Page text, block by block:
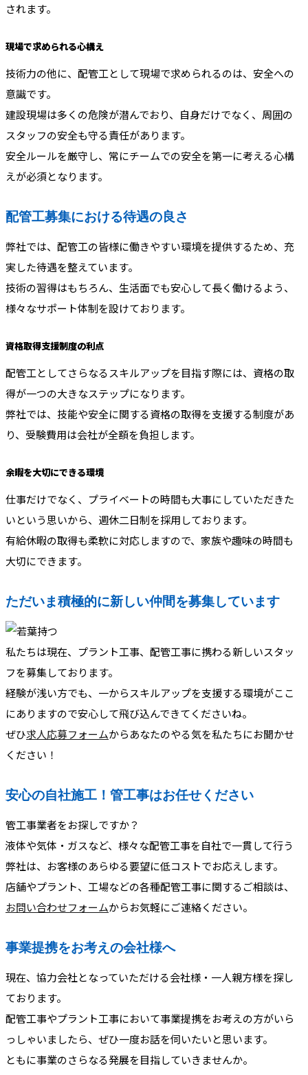
されます。
現場で求められる心構え
技術力の他に、配管工として現場で求められるのは、安全への
意識です。
建設現場は多くの危険が潜んでおり、自身だけでなく、周囲の
スタッフの安全も守る責任があります。
安全ルールを厳守し、常にチームでの安全を第一に考える心構
えが必須となります。
配管工募集における待遇の良さ
弊社では、配管工の皆様に働きやすい環境を提供するため、充
実した待遇を整えています。
技術の習得はもちろん、生活面でも安心して長く働けるよう、
様々なサポート体制を設けております。
資格取得支援制度の利点
配管工としてさらなるスキルアップを目指す際には、資格の取
得が一つの大きなステップになります。
弊社では、技能や安全に関する資格の取得を支援する制度があ
り、受験費用は会社が全額を負担します。
余暇を大切にできる環境
仕事だけでなく、プライベートの時間も大事にしていただきた
いという思いから、週休二日制を採用しております。
有給休暇の取得も柔軟に対応しますので、家族や趣味の時間も
大切にできます。
ただいま積極的に新しい仲間を募集しています
私たちは現在、プラント工事、配管工事に携わる新しいスタッ
フを募集しております。
経験が浅い方でも、一からスキルアップを支援する環境がここ
にありますので安心して飛び込んできてくださいね。
ぜひ求人応募フォームからあなたのやる気を私たちにお聞かせ
ください！
安心の自社施工！管工事はお任せください
管工事業者をお探しですか？
液体や気体・ガスなど、様々な配管工事を自社で一貫して行う
弊社は、お客様のあらゆる要望に低コストでお応えします。
店舗やプラント、工場などの各種配管工事に関するご相談は、
お問い合わせフォームからお気軽にご連絡ください。
事業提携をお考えの会社様へ
現在、協力会社となっていただける会社様・一人親方様を探し
ております。
配管工事やプラント工事において事業提携をお考えの方がいら
っしゃいましたら、ぜひ一度お話を伺いたいと思います。
ともに事業のさらなる発展を目指していきませんか。